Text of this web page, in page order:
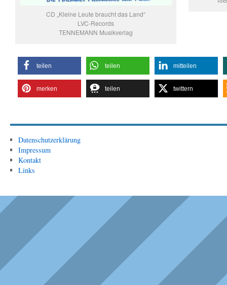
CD „Kleine Leute braucht das Land“
LVC-Records
TENNEMANN Musikverlag
teilen teilen mitteilen
merken teilen twittern
Datenschutzerklärung
Impressum
Kontakt
Links